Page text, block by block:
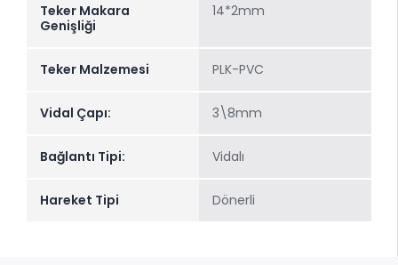
Teker Makara
Genişliği
14*2mm
Teker Malzemesi PLK-PVC
Vidal Çapı: 3\8mm
Bağlantı Tipi: Vidalı
Hareket Tipi Dönerli